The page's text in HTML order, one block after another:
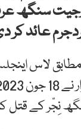
سنگھ
عائد کر
لاس
نِجّر کے قتل